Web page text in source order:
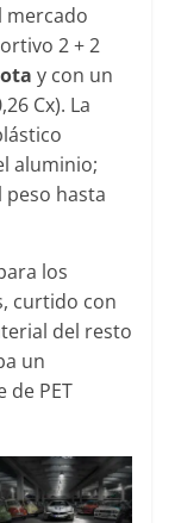
mercado
2 + 2
y con un
Cx). La
aluminio;
hasta
los
curtido con
del resto
un
PET